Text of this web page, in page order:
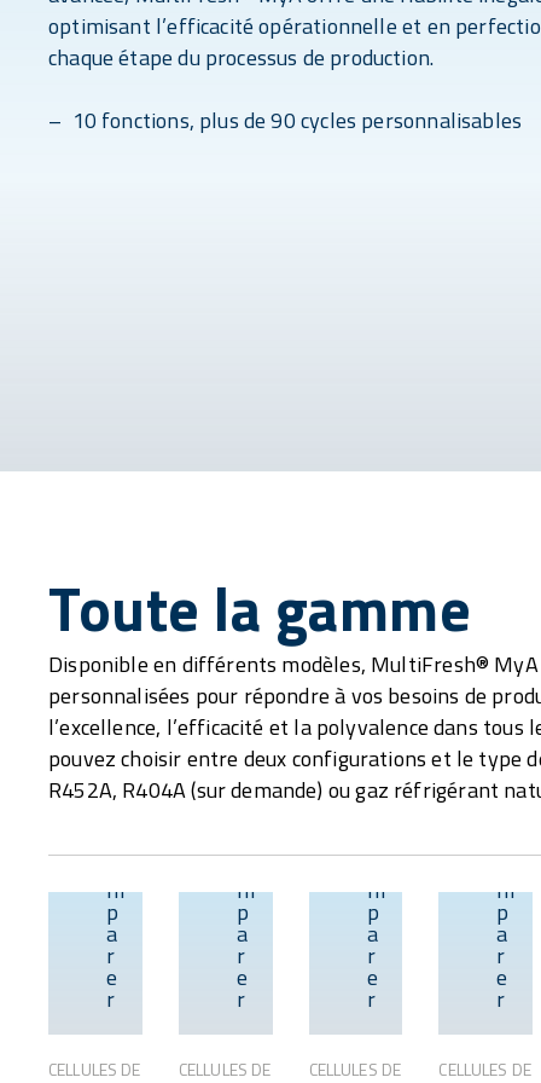
optimisant l’efficacité opérationnelle et en
chaque étape du processus de production.
– 10 fonctions, plus de 90 cycles personnalisables
Toute la gamme
Disponible en différents modèles, MultiFresh®
personnalisées pour répondre à vos besoins de
l’excellence, l’efficacité et la polyvalence dans tous
pouvez choisir entre deux configurations et le type
R452A, R404A (sur demande) ou gaz réfrigérant
C
m
p
a
r
e
r
Aperçu
CELLULES DE
C
m
p
a
r
e
r
Aperçu
CELLULES DE
C
m
p
a
r
e
r
Aperçu
CELLULES DE
C
m
p
a
r
e
r
CELLULES DE